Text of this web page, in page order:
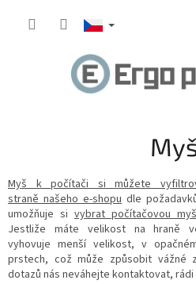
Myš k počítači si můžete
straně našeho e-shopudle
umožňuje si vybrat počítačovou
Jestliže máte velikost na hraně
vyhovuje menší velikost, v
prstech, což může způsobit vážné
dotazů nás neváhejte kontaktovat,